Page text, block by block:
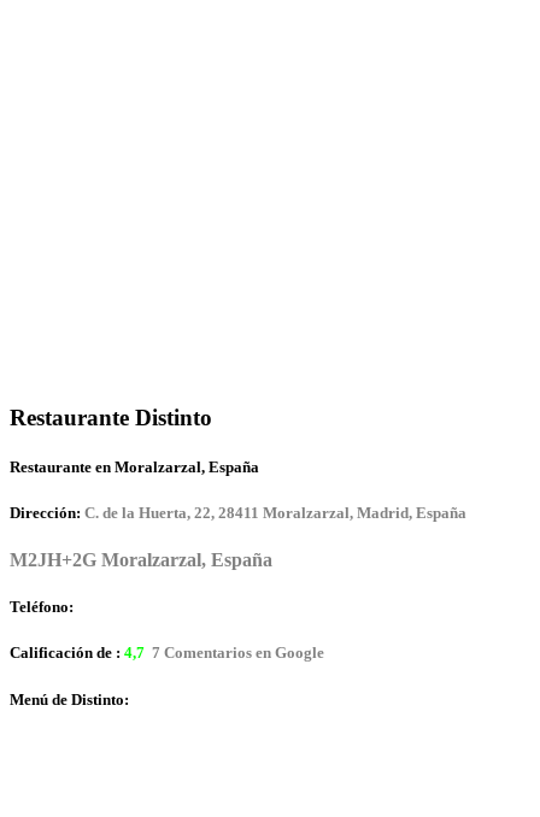
Restaurante Distinto
Restaurante en Moralzarzal, España
Dirección: C. de la Huerta, 22, 28411 Moralzarzal, Madrid, España
M2JH+2G Moralzarzal, España
Teléfono:
Calificación de : 4,7 7 Comentarios en Google
Menú de Distinto: